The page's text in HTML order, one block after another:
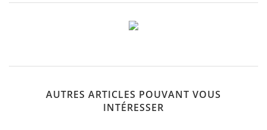
AUTRES ARTICLES POUVANT VOUS
INTÉRESSER